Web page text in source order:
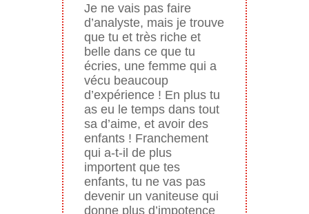
Je ne vais pas faire
d’analyste, mais je trouve
que tu et très riche et
belle dans ce que tu
écries, une femme qui a
vécu beaucoup
d’expérience ! En plus tu
as eu le temps dans tout
sa d’aime, et avoir des
enfants ! Franchement
qui a-t-il de plus
importent que tes
enfants, tu ne vas pas
devenir un vaniteuse qui
donne plus d’impotence